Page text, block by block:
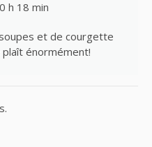
h 18 min
et de courgette
énormément!